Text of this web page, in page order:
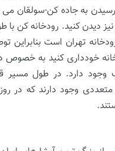
به جاده کن-سولقان می
تهران است بنابراین
خودداری کنید به خصوص
وجود دارد. در طول مسیر
وجود دارند که در